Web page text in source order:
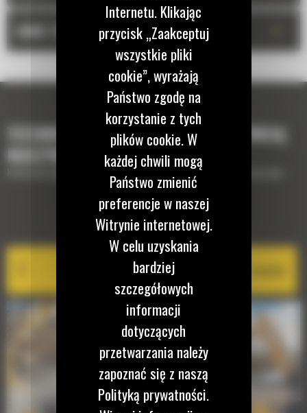
DANE TECHNICZNE
TECHNOLOGIE, KTÓRE UZUPEŁNIĄ TWOJĄ
MASZYNĘ
Krótki opis wyposażenia lub technologii potrzebnych do uzupełnienia maszyny
EQUIPMENT MANAGEMENT
Cat PL161 Attachment Locator
Internetu. Klikając
przycisk „Zaakceptuj
wszystkie pliki
cookie”, wyrażają
Państwo zgodę na
korzystanie z tych
plików cookie. W
każdej chwili mogą
Państwo zmienić
preferencje w naszej
Witrynie internetowej.
W celu uzyskania
bardziej
szczegółowych
informacji
dotyczących
przetwarzania należy
zapoznać się z naszą
Polityką prywatności.